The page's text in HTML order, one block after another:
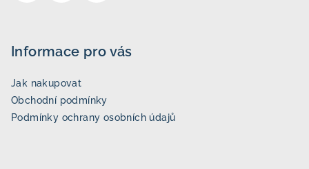
Informace pro vás
Jak nakupovat
Obchodní podmínky
Podmínky ochrany osobních údajů